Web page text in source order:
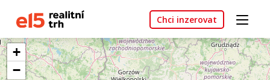
Chci inzerovat
+
−